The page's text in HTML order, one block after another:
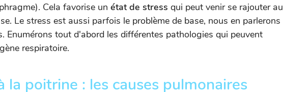
Cela favorise un état de stress qui peut venir se rajouter au
Le stress est aussi parfois le problème de base, nous en parlerons
Enumérons tout d'abord les différentes pathologies qui peuvent
respiratoire.
la poitrine : les causes pulmonaires